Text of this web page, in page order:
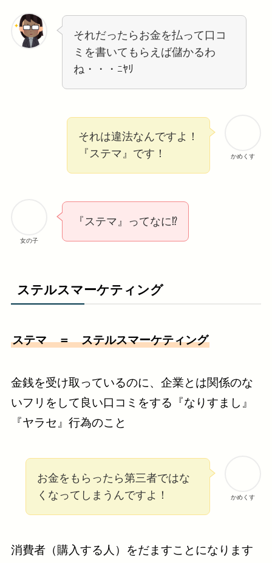
それだったらお金を払って口コ
ミを書いてもらえば儲かるわ
ね・・・ﾆﾔﾘ
かめくす
それは違法なんですよ！
『ステマ』です！
女の子
『ステマ』ってなに⁉️
ステルスマーケティング
ステマ ＝ ステルスマーケティング
金銭を受け取っているのに、企業とは関係のな
いフリをして良い口コミをする『なりすまし』
『ヤラセ』行為のこと
かめくす
お金をもらったら第三者ではな
くなってしまうんですよ！
消費者（購入する人）をだますことになります